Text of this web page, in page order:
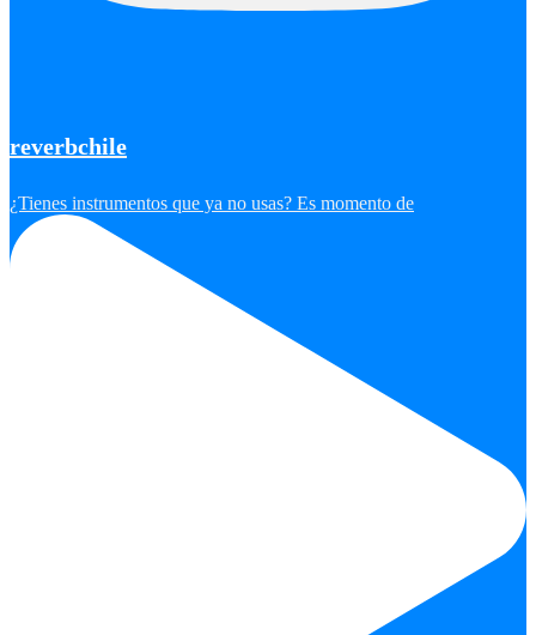
reverbchile
¿Tienes instrumentos que ya no usas? Es momento de